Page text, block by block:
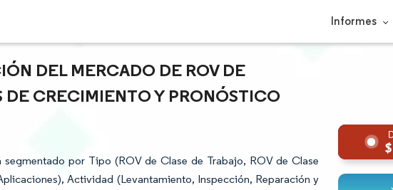
Informes
DEL MERCADO DE ROV DE
CRECIMIENTO Y PRONÓSTICO
por Tipo (ROV de Clase de Trabajo, ROV de Clase
Actividad (Levantamiento, Inspección, Reparación y